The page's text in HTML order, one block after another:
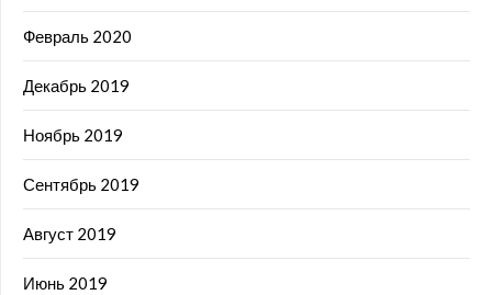
Февраль 2020
Декабрь 2019
Ноябрь 2019
Сентябрь 2019
Август 2019
Июнь 2019